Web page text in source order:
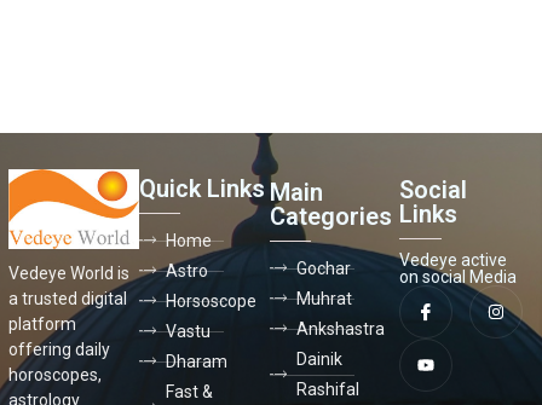
Vedeye World is
a trusted digital
platform
offering daily
horoscopes,
astrology
Quick Links
Home
Astro
Horsoscope
Vastu
Dharam
Fast &
Main
Categories
Gochar
Muhrat
Ankshastra
Dainik
Rashifal
Social
Links
Vedeye active
on social Media